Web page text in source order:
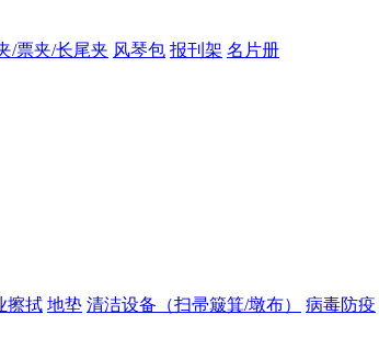
/票夹/长尾夹 风琴包 报刊架 名片册
擦拭 地垫 清洁设备（扫帚簸箕/墩布） 病毒防疫